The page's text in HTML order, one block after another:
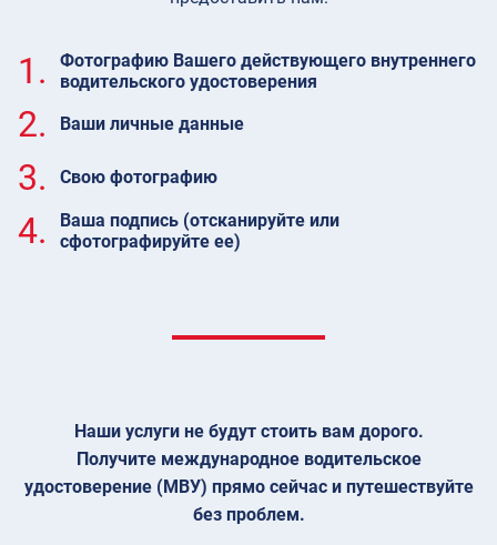
1.
Фотографию Вашего действующего внутреннего
водительского удостоверения
2. Ваши личные данные
3. Свою фотографию
4.
Ваша подпись (отсканируйте или
сфотографируйте ее)
Наши услуги не будут стоить вам дорого.
Получите международное водительское
удостоверение (МВУ) прямо сейчас и путешествуйте
без проблем.